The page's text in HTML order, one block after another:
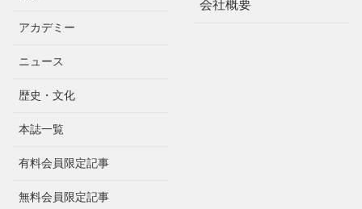
アカデミー
ニュース
歴史・文化
本誌一覧
有料会員限定記事
無料会員限定記事
会社概要